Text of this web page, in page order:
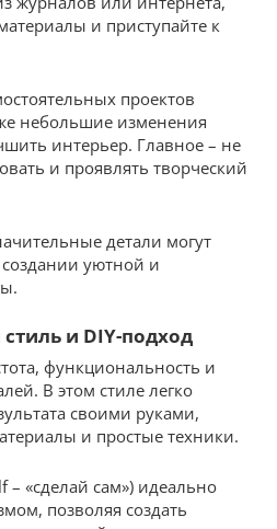
и приступайте к
проектов
небольшие изменения
интерьер. Главное – не
и проявлять творческий
детали могут
уютной и
и DIY-подход
функциональность и
В этом стиле легко
своими руками,
и простые техники.
– «сделай сам») идеально
позволяя создать